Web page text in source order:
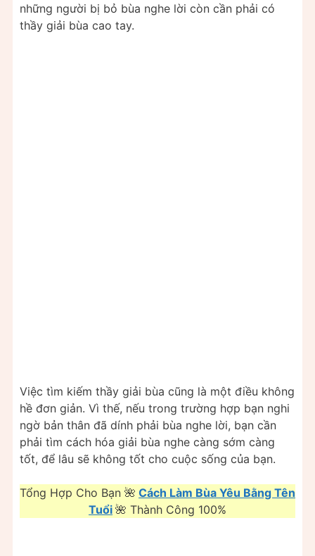
những người bị bỏ bùa nghe lời còn cần phải có
thầy giải bùa cao tay.
Việc tìm kiếm thầy giải bùa cũng là một điều không
hề đơn giản. Vì thế, nếu trong trường hợp bạn nghi
ngờ bản thân đã dính phải bùa nghe lời, bạn cần
phải tìm cách hóa giải bùa nghe càng sớm càng
tốt, để lâu sẽ không tốt cho cuộc sống của bạn.
Tổng Hợp Cho Bạn 🌺 Cách Làm Bùa Yêu Bằng Tên
Tuổi 🌺 Thành Công 100%